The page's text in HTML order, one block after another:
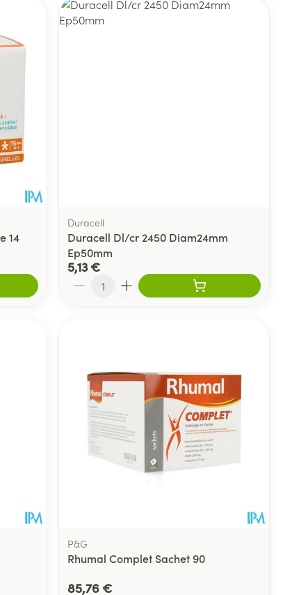
14
Duracell
Duracell Dl/cr 2450 Diam24mm
Ep50mm
5,13 €
Quantité
P&G
Rhumal Complet Sachet 90
85,76 €